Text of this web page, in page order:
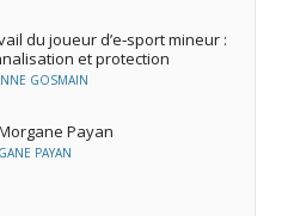
du joueur d’e‑sport mineur :
et protection
GOSMAIN
Payan
PAYAN